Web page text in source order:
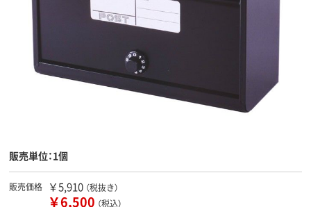
販売単位：1個
販売価格 ￥5,910 （税抜き）
￥6,500 （税込）